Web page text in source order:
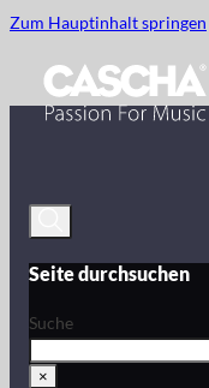
Zum Hauptinhalt springen
Seite durchsuchen
Suche
×